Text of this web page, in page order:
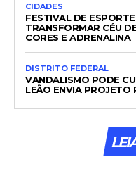
CIDADES
FESTIVAL DE
TRANSFORMAR CÉU
CORES E ADRENALINA
DISTRITO FEDERAL
VANDALISMO PODE
LEÃO ENVIA PROJETO